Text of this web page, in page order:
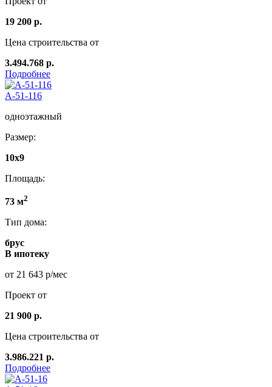
19 200 р.
Цена строительства от
3.494.768 р.
Подробнее
А-51-116
одноэтажный
Размер:
10х9
Площадь:
73 м2
Тип дома:
брус
В ипотеку
от 21 643 р/мес
Проект от
21 900 р.
Цена строительства от
3.986.221 р.
Подробнее